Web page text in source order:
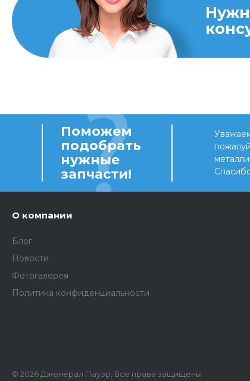
Поможем
подобрать
нужные
запчасти!
О компании
Блог
Новости
Фотогалерея
Политика конфиденциальности
© 2026 Дженерал Пауэр, Все права защищены